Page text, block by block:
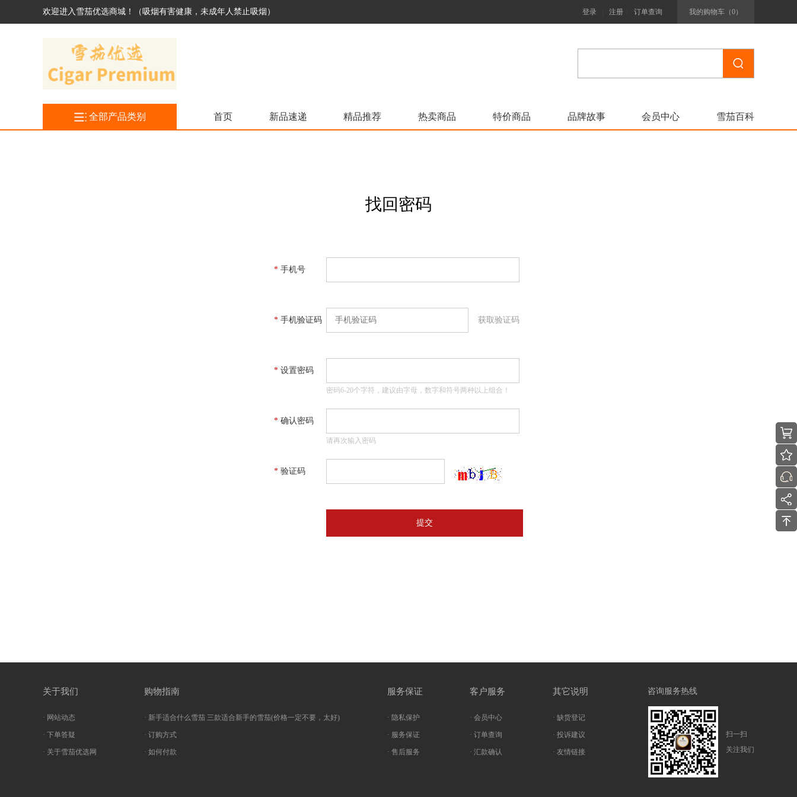
欢迎进入雪茄优选商城！（吸烟有害健康，未成年人禁止吸烟） 登录 注册 订单查询 我的购物车（0）
全部产品类别 首页 新品速递 精品推荐 热卖商品 特价商品 品牌故事 会员中心 雪茄百科
找回密码
* 手机号
* 手机验证码 获取验证码
* 设置密码
密码6-20个字符，建议由字母，数字和符号两种以上组合！
* 确认密码
请再次输入密码
* 验证码
提交
关于我们
· 网站动态
· 下单答疑
· 关于雪茄优选网
购物指南
· 新手适合什么雪茄 三款适合新手的雪茄(价格一定不要，太好)
· 订购方式
· 如何付款
服务保证
· 隐私保护
· 服务保证
· 售后服务
客户服务
· 会员中心
· 订单查询
· 汇款确认
其它说明
· 缺货登记
· 投诉建议
· 友情链接
咨询服务热线
扫一扫
关注我们